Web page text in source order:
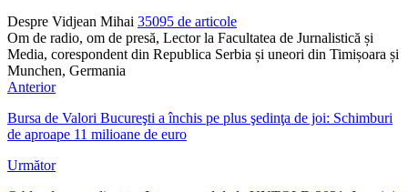
Despre Vidjean Mihai 35095 de articole
Om de radio, om de presă, Lector la Facultatea de Jurnalistică și
Media, corespondent din Republica Serbia și uneori din Timișoara și
Munchen, Germania
Anterior
Bursa de Valori Bucureşti a închis pe plus şedinţa de joi: Schimburi
de aproape 11 milioane de euro
Următor